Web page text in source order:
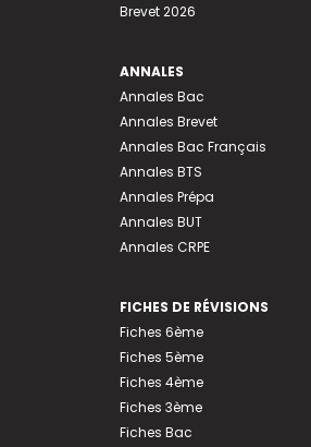
Brevet 2026
ANNALES
Annales Bac
Annales Brevet
Annales Bac Français
Annales BTS
Annales Prépa
Annales BUT
Annales CRPE
FICHES DE RÉVISIONS
Fiches 6ème
Fiches 5ème
Fiches 4ème
Fiches 3ème
Fiches Bac